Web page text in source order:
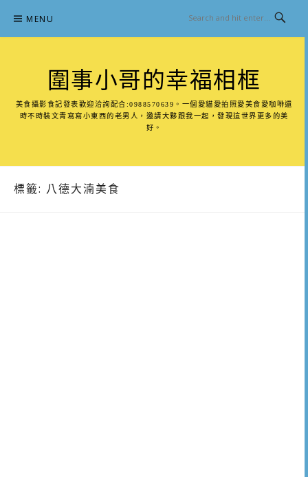
content
MENU
圍事小哥的幸福相框
美食攝影食記發表歡迎洽詢配合:0988570639。一個愛貓愛拍照愛美食愛咖啡還
時不時裝文青寫寫小東西的老男人，邀請大夥跟我一起，發現這世界更多的美
好。
標籤: 八德大湳美食